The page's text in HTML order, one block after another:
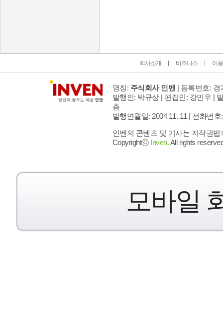
회사소개 비즈니스 이
명칭: 주식회사 인벤 | 등록번호: 경
발행인: 박규상 | 편집인: 강민우 |
층
발행연월일: 2004 11. 11 | 전화번호
인벤의 콘텐츠 및 기사는 저작권
Copyrightⓒ Inven.All rights
모바일